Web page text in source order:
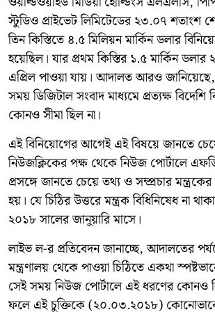
স্টুডিও প্রাইভেট লিমিটেডের ২৩.০৭ শতাংশ
তিন কিস্তিতে ৪.৫ মিলিয়ন মার্কিন ডলার
হয়েছিল। যার প্রথম কিস্তির ১.৫ মার্কিন
এপ্রিল পাওয়া যায়। আদালত আরও
সময় ডিজিটাল সংবাদ মাধ্যমে প্রত্যক্ষ
কোনও সীমা ছিল না।
এই বিনিয়োগের আগেই এই বিষয়ে জানতে
নিউজক্লিকের পক্ষ থেকে নিউজ পোর্টালে
প্রসঙ্গে জানতে চেয়ে তথ্য ও সম্প্রচার
হয়। যে চিঠির উত্তরে মন্ত্রক বিধিনিষেধ না
২০১৮ সালের জানুয়ারি মাসে।
লাইভ ল-র প্রতিবেদন জানাচ্ছে, আদালতের
মন্ত্রণালয় থেকে পাওয়া চিঠিতে একথা
সেই সময় নিউজ পোর্টালে এই ধরণের কোনও
ফলে এই চুক্তিকে (২০.০৩.২০১৮)